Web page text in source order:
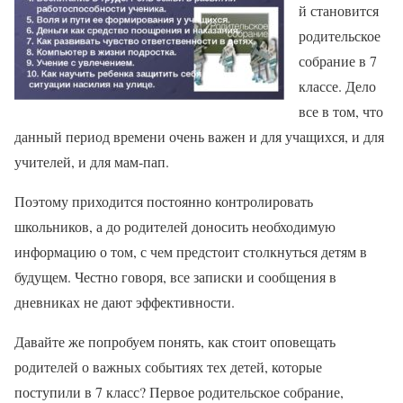
й становится
родительское
собрание в 7
классе. Дело
все в том, что
данный период времени очень важен и для учащихся, и для
учителей, и для мам-пап.
Поэтому приходится постоянно контролировать
школьников, а до родителей доносить необходимую
информацию о том, с чем предстоит столкнуться детям в
будущем. Честно говоря, все записки и сообщения в
дневниках не дают эффективности.
Давайте же попробуем понять, как стоит оповещать
родителей о важных событиях тех детей, которые
поступили в 7 класс? Первое родительское собрание,